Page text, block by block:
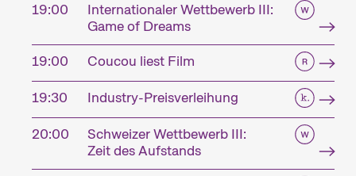
19:00
Internationaler Wettbewerb III:
Game of Dreams
19:00
Coucou liest Film
19:30 Industry-Preisverleihung
20:00
Schweizer Wettbewerb III:
Zeit des Aufstands